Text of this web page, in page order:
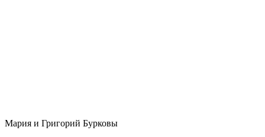
Мария и Григорий Бурковы